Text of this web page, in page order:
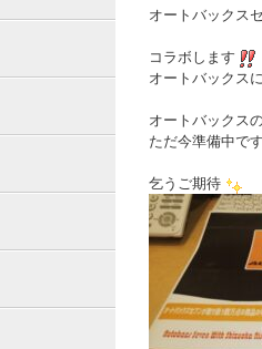
オートバックス
コラボします
オートバックス
オートバックス
ただ今準備中です
乞うご期待